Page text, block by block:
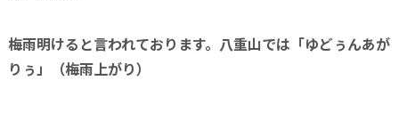
梅雨明けると言われております。八重山では「ゆどぅんあが
りぅ」（梅雨上がり）